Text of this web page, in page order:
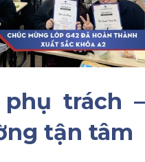
trách –
tận tâm